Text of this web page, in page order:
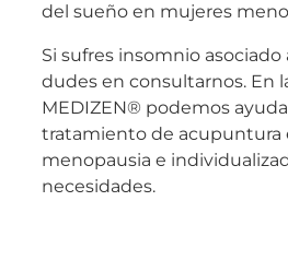
del sueño en mujeres
Si sufres insomnio
dudes en consultarnos. En
MEDIZEN® podemos
tratamiento de acupuntura
menopausia e
necesidades.